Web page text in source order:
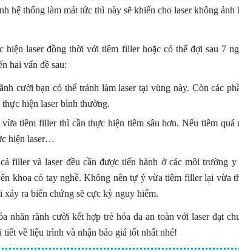
hệ thống làm mát tức thì này sẽ khiến cho laser không ảnh
hiện laser đồng thời với tiêm filler hoặc có thể đợi sau 7
hai vấn đề sau:
cười bạn có thể tránh làm laser tại vùng này. Còn các
hiện laser bình thường.
tiêm filler thì cần thực hiện tiêm sâu hơn. Nếu tiêm quá
hiện laser…
filler và laser đều cần được tiến hành ở các môi trường
khoa có tay nghề. Không nên tự ý vừa tiêm filler lại vừa
xảy ra biến chứng sẽ cực kỳ nguy hiểm.
nhăn rãnh cười kết hợp trẻ hóa da an toàn với laser đạt
về liệu trình và nhận báo giá tốt nhất nhé!